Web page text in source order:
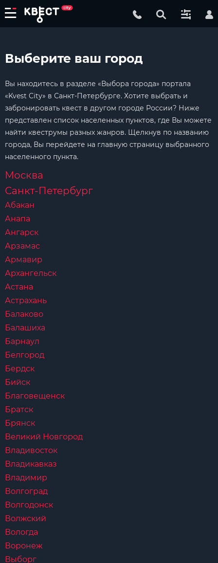
Выберите ваш город
Вы находитесь в разделе «Выбора города» портала
«Kvest City» в Санкт-Петербурге. Хотите выбрать и
забронировать квест в другом городе России? Ниже
представлен список населенных пунктов, где Вы можете
найти квеструмы разных жанров. Щелкнув по названию
города, Вы перейдете на главную страницу выбранного
населенного пункта.
Москва
Санкт-Петербург
Абакан
Анапа
Ангарск
Арзамас
Армавир
Архангельск
Астана
Астрахань
Балаково
Балашиха
Барнаул
Белгород
Бердск
Бийск
Благовещенск
Братск
Брянск
Великий Новгород
Владивосток
Владикавказ
Владимир
Волгоград
Волгодонск
Волжский
Вологда
Воронеж
Выборг